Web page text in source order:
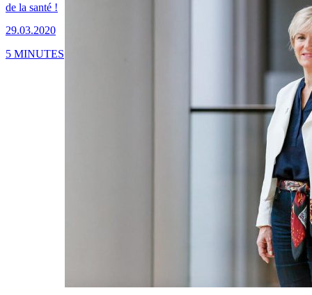
de la santé !
29.03.2020
5 MINUTES